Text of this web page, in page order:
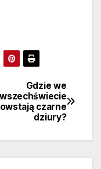
Gdzie we
wszechświecie
czarne
dziury?